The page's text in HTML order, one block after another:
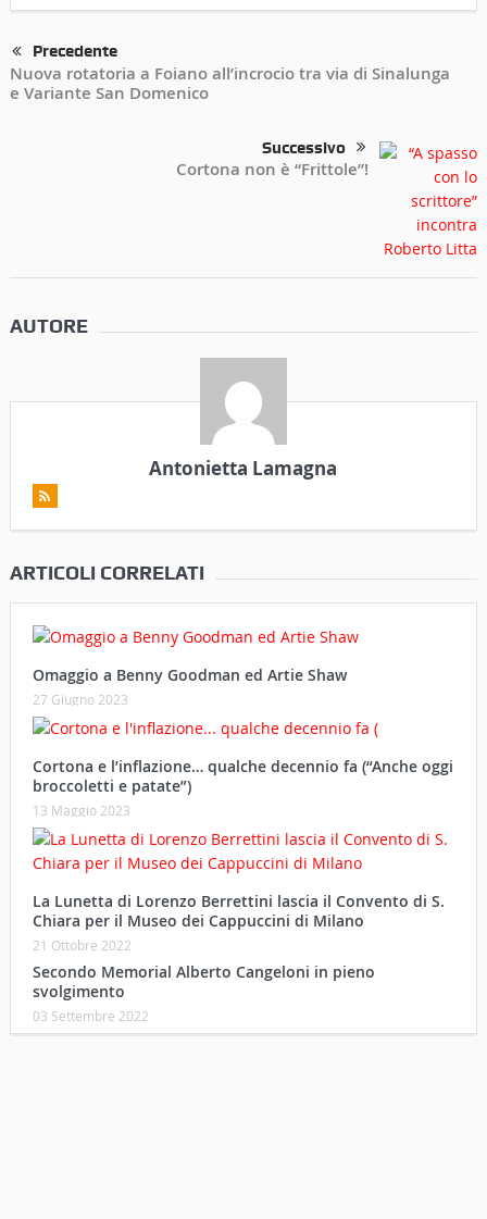
Precedente
Nuova rotatoria a Foiano all’incrocio tra via di Sinalunga
e Variante San Domenico
Successivo
Cortona non è “Frittole”!
AUTORE
Antonietta Lamagna
ARTICOLI CORRELATI
Omaggio a Benny Goodman ed Artie Shaw
27 Giugno 2023
Cortona e l’inflazione… qualche decennio fa (“Anche oggi
broccoletti e patate”)
13 Maggio 2023
La Lunetta di Lorenzo Berrettini lascia il Convento di S.
Chiara per il Museo dei Cappuccini di Milano
21 Ottobre 2022
Secondo Memorial Alberto Cangeloni in pieno
svolgimento
03 Settembre 2022